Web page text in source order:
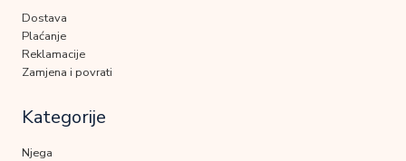
Dostava
Plaćanje
Reklamacije
Zamjena i povrati
Kategorije
Njega